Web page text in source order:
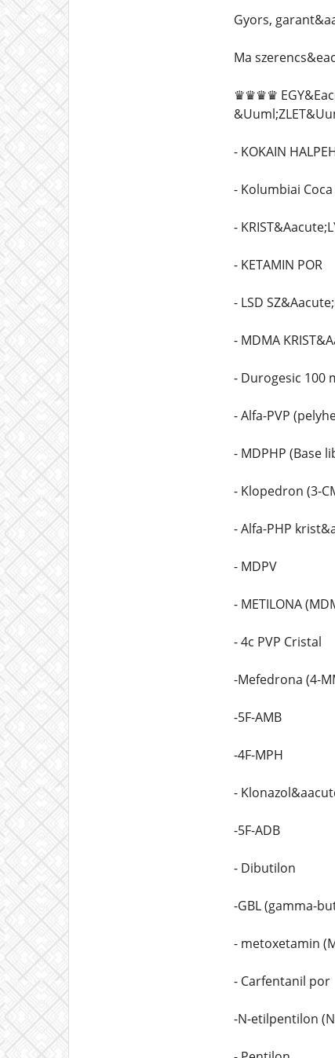
Gyors,
Ma
♛♛♛♛
- KOKAIN
- Kolumbiai
-
- KETAMIN POR
- LSD
- MDMA
- Durogesic 100
- Alfa-PVP
- MDPHP (Base
- Klopedron (3-
- Alfa-PHP
- MDPV
- METILONA
- 4c PVP Cristal
-Mefedrona (4-
-5F-AMB
-4F-MPH
-
-5F-ADB
- Dibutilon
-GBL (gamma-
- metoxetamin
- Carfentanil por
-N-etilpentilon